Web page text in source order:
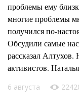
проблемы ему
многие проблемы
получился по-
Обсудили самые
рассказал Алтухов.
активистов.
6 августа